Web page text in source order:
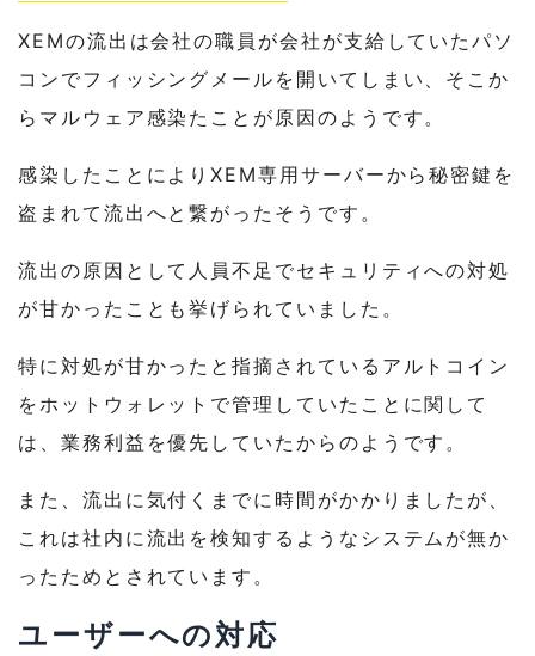
XEMの流出は会社の職員が会社が支給していたパソ
コンでフィッシングメールを開いてしまい、そこか
らマルウェア感染たことが原因のようです。
感染したことによりXEM専用サーバーから秘密鍵を
盗まれて流出へと繋がったそうです。
流出の原因として人員不足でセキュリティへの対処
が甘かったことも挙げられていました。
特に対処が甘かったと指摘されているアルトコイン
をホットウォレットで管理していたことに関して
は、業務利益を優先していたからのようです。
また、流出に気付くまでに時間がかかりましたが、
これは社内に流出を検知するようなシステムが無か
ったためとされています。
ユーザーへの対応